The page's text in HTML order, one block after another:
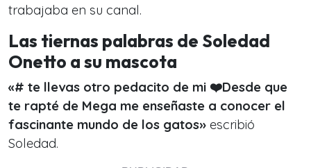
trabajaba en su canal.
Las tiernas palabras de Soledad
Onetto a su mascota
«# te llevas otro pedacito de mi ❤️Desde que
te rapté de Mega me enseñaste a conocer el
fascinante mundo de los gatos» escribió
Soledad.